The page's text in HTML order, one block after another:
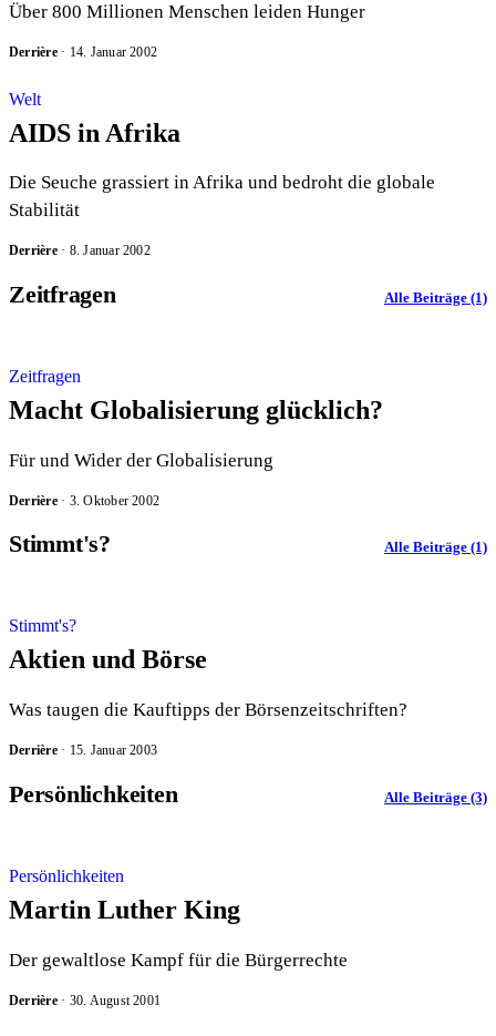
Über 800 Millionen Menschen leiden Hunger
Derrière · 14. Januar 2002
Welt
AIDS in Afrika
Die Seuche grassiert in Afrika und bedroht die globale
Stabilität
Derrière · 8. Januar 2002
Zeitfragen Alle Beiträge (1)
Zeitfragen
Macht Globalisierung glücklich?
Für und Wider der Globalisierung
Derrière · 3. Oktober 2002
Stimmt's? Alle Beiträge (1)
Stimmt's?
Aktien und Börse
Was taugen die Kauftipps der Börsenzeitschriften?
Derrière · 15. Januar 2003
Persönlichkeiten Alle Beiträge (3)
Persönlichkeiten
Martin Luther King
Der gewaltlose Kampf für die Bürgerrechte
Derrière · 30. August 2001